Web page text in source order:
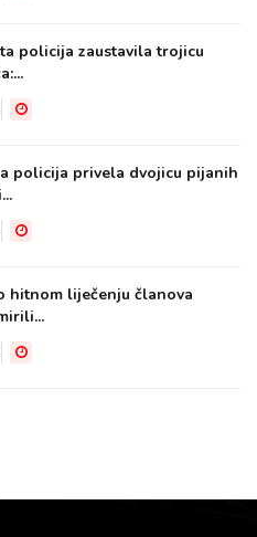
policija zaustavila trojicu
policija privela dvojicu pijanih
hitnom liječenju članova